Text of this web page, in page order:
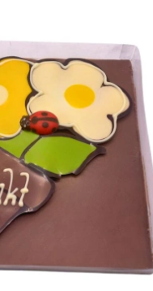
Over ons
Contact